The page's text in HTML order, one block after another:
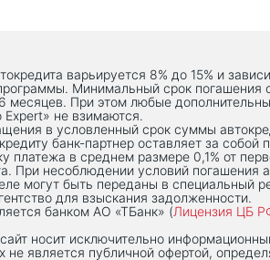
варьируется 8% до 15% и
Минимальный срок погашения
месяцев. При этом любые
Expert» не взимаются.
в условленный срок суммы
банк-партнер оставляет за собой
платежа в среднем размере 0,1% от
При несоблюдении условий погашения
могут быть переданы в специальный
для взыскания задолженности.
банком АО «ТБанк» (Лицензия ЦБ
носит исключительно
не является публичной офертой,